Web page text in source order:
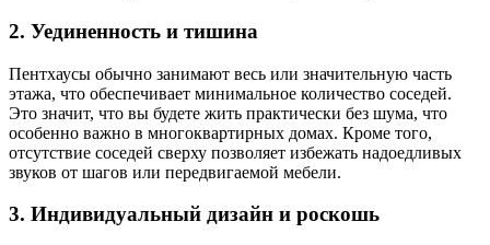
2. Уединенность и тишина
Пентхаусы обычно занимают весь или значительную часть
этажа, что обеспечивает минимальное количество соседей.
Это значит, что вы будете жить практически без шума, что
особенно важно в многоквартирных домах. Кроме того,
отсутствие соседей сверху позволяет избежать надоедливых
звуков от шагов или передвигаемой мебели.
3. Индивидуальный дизайн и роскошь